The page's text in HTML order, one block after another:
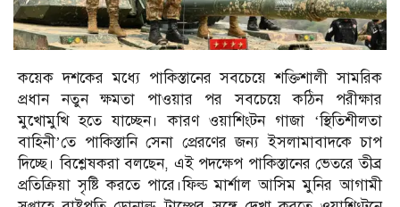
কয়েক দশকের মধ্যে পাকিস্তানের সবচেয়ে শক্তিশালী সামরিক
প্রধান নতুন ক্ষমতা পাওয়ার পর সবচেয়ে কঠিন পরীক্ষার
মুখোমুখি হতে যাচ্ছেন। কারণ ওয়াশিংটন গাজা ‘স্থিতিশীলতা
বাহিনী’তে পাকিস্তানি সেনা প্রেরণের জন্য ইসলামাবাদকে চাপ
দিচ্ছে। বিশ্লেষকরা বলছেন, এই পদক্ষেপ পাকিস্তানের ভেতরে তীব্র
প্রতিক্রিয়া সৃষ্টি করতে পারে।ফিল্ড মার্শাল আসিম মুনির আগামী